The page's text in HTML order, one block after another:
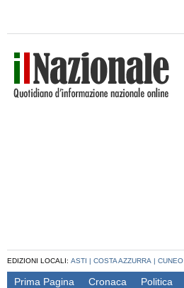
EDIZIONI LOCALI: ASTI | COSTA AZZURRA | CUNEO
Prima Pagina Cronaca Politica